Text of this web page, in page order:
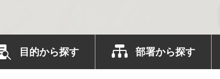
目的から探す 部署から探す